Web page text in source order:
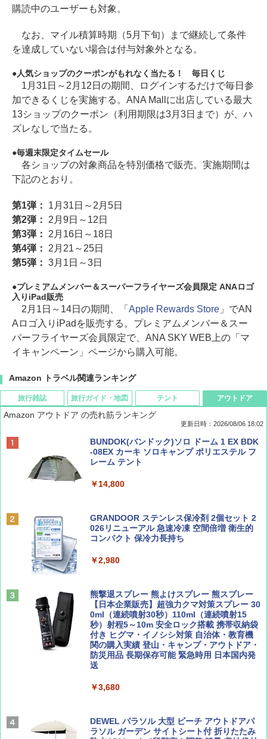
購読中のユーザーも対象。
なお、マイル積算時期（5月下旬）まで継続して条件
を達成していない場合は付与対象外となる。
人気ショップのクーポンがもれなく当たる！ 毎日くじ
1月31日～2月12日の期間、ログインするだけで毎日参
加できるくじを実施する。ANA Mallに出店している最大
13ショップのクーポン（利用期限は3月3日まで）が、ハ
ズレなしで当たる。
毎週末限定タイムセール
各ショップの対象商品を特別価格で販売。実施期間は
下記のとおり。
第1弾： 1月31日～2月5日
第2弾： 2月9日～12日
第3弾： 2月16日～18日
第4弾： 2月21～25日
第5弾： 3月1日～3日
プレミアムメンバー＆スーパーフライヤーズ会員限定 ANAロゴ
入りiPad販売
2月1日～14日の期間、「 Apple Rewards Store」でAN
Aロゴ入りiPadを販売する。プレミアムメンバー＆スー
パーフライヤーズ会員限定で、ANA SKY WEB上の「マ
イキャンペーン」ページから購入可能。
Amazon トラベル関連ランキング
旅行雑誌
ディズニーファン ２０２６年 ９月号 [雑
誌] (ＤＩＳＮＥＹ ＦＡＮ)
Coyote No.89 特集 星野道夫 夢見る旅
￥1,540
山と溪谷 2026年8月号「南アルプス大全」
￥1,540
AIRLINE（エアライン）2026年9月号【特
旅行ガイド・地図
D40 地球の歩き方 チェンマイ タイ北部の魅
力的な町 2026～2027 地球の歩き方D アジア
A09 地球の歩き方 イタリア 2026～2027 地
球の歩き方A ヨーロッパ
A26 地球の歩き方 チェコ ポーランド スロヴ
ァキア 2026～2027 地球の歩き方A ヨーロッ
パ
￥2,277
地球の歩き方 スター・ウォーズ
￥2,695
テント
[キャンパーズコレクション 山善] ポップアッ
プテント 傘みたいに広げて畳める パッとサ
ッとサンシェード キューブ フルクローズ メ
&ハイキング カーキ PATC-150(KH)
PYKES PEAK (パイクスピーク) 着替えテン
人用 折りたたみ 防災グッズ 災害用トイレ ビ
￥4,980
ENDLESS BASE 《めざましテレビで紹介》
テント ワンタッチ RENEW 幅200 2-3人用 43
500002(88859)
広げるだけ パッとサッとテント ブラックコ
ーティング フルクローズ メッシュ 3-4人用
アウトドア
Amazon アウトドア の売れ筋ランキング
更新日時：2026/08/06 18:02
BUNDOK(バンドック)ソロ ドーム 1 EX BDK
-08EX カーキ ソロキャンプ ポリエステル フ
レーム テント
￥14,800
GRANDOOR ステンレス保冷剤 2個セット 2
026リニューアル 急速冷凍 空間倍増 衛生的
コンパクト 保冷力長持ち
￥2,980
熊撃退スプレー 熊よけスプレー 熊スプレー
【日本企業販売】超強力クマ対策スプレー 30
0ml（連続噴射30秒）110ml（連続噴射15
秒）射程5～10m 安全ロック搭載 携帯収納袋
付き ヒグマ・イノシシ対策 自治体・教育機
関の購入実績 登山・キャンプ・アウトドア・
防災用品 長期保存可能 緊急時用 日本国内発
送
￥3,680
DEWEL パラソル 大型 ビーチ アウトドアパ
ラソル ガーデン サイトシート付 折りたたみ